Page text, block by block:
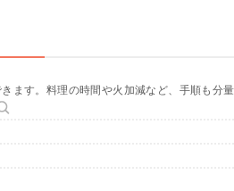
ます。料理の時間や火加減など、手順も分